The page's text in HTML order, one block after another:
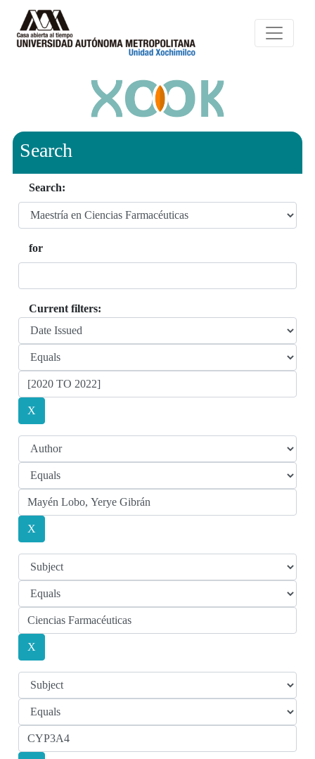
Search
Search:
for
Current filters: